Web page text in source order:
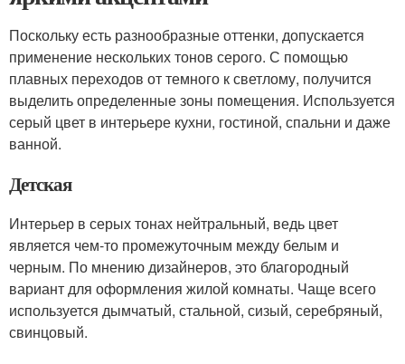
Поскольку есть разнообразные оттенки, допускается
применение нескольких тонов серого. С помощью
плавных переходов от темного к светлому, получится
выделить определенные зоны помещения. Используется
серый цвет в интерьере кухни, гостиной, спальни и даже
ванной.
Детская
Интерьер в серых тонах нейтральный, ведь цвет
является чем-то промежуточным между белым и
черным. По мнению дизайнеров, это благородный
вариант для оформления жилой комнаты. Чаще всего
используется дымчатый, стальной, сизый, серебряный,
свинцовый.